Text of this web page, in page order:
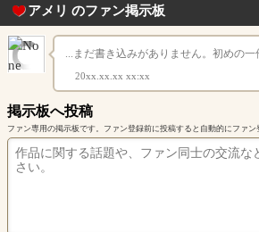
アメリ のファン掲示板
...まだ書き込みがありません。初めの一
20xx.xx.xx xx:xx
掲示板へ投稿
ファン専用の掲示板です。ファン登録前に投稿すると自動的にファン